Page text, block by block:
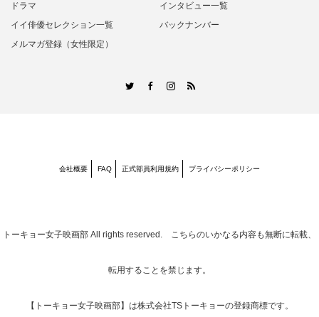
ドラマ
インタビュー一覧
イイ俳優セレクション一覧
バックナンバー
メルマガ登録（女性限定）
TwitterFacebookInstagram
RSS
会社概要 FAQ 正式部員利用規約 プライバシーポリシー
トーキョー女子映画部 All rights reserved. こちらのいかなる内容も無断に転載、
転用することを禁じます。
【トーキョー女子映画部】は株式会社TSトーキョーの登録商標です。